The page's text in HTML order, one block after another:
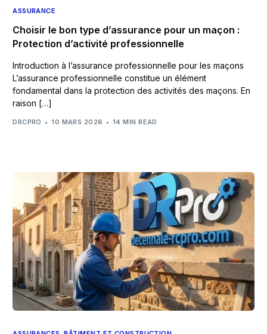
ASSURANCE
Choisir le bon type d’assurance pour un maçon :
Protection d’activité professionnelle
Introduction à l’assurance professionnelle pour les maçons
L’assurance professionnelle constitue un élément
fondamental dans la protection des activités des maçons. En
raison […]
DRCPRO 10 MARS 2026 14 MIN READ